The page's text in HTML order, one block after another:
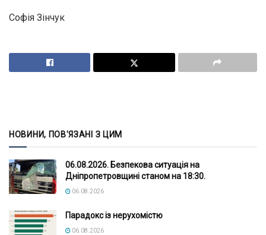
Софія Зінчук
НОВИНИ, ПОВ'ЯЗАНІ З ЦИМ
06.08.2026. Безпекова ситуація на
Дніпропетровщині станом на 18:30.
06.08.2026
Парадокс із нерухомістю
06.08.2026